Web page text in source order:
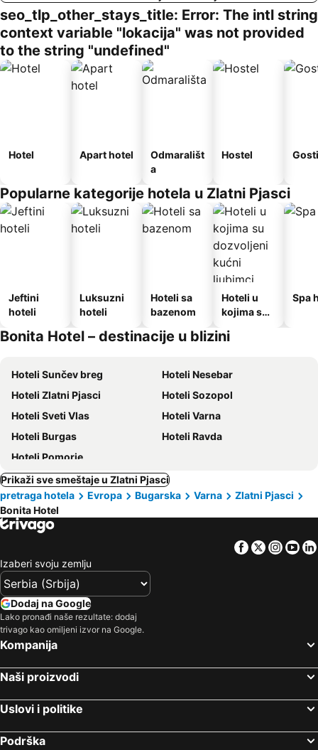
seo_tlp_other_stays_title: Error: The intl string
context variable "lokacija" was not provided
to the string "undefined"
Hotel Apart hotel
Odmarališt
a
Hostel
Popularne kategorije hotela u Zlatni Pjasci
Jeftini
hoteli
Luksuzni
hoteli
Hoteli sa
bazenom
Hoteli u
kojima su
kućni
Spa
Bonita Hotel – destinacije u blizini
Hoteli Sunčev breg
Hoteli Nesebar
Hoteli Zlatni Pjasci
Hoteli Sozopol
Hoteli Sveti Vlas
Hoteli Varna
Hoteli Burgas
Hoteli Ravda
Hoteli Pomorie
Prikaži sve smeštaje u Zlatni Pjasci
pretraga hotela
Evropa Bugarska Varna
Zlatni Pjasci
Bonita Hotel
Facebook
Twitter
Izaberi svoju zemlju
Dodaj na Google
Lako pronađi naše rezultate: dodaj
trivago kao omiljeni izvor na Google.
Kompanija
Naši proizvodi
Uslovi i politike
Podrška